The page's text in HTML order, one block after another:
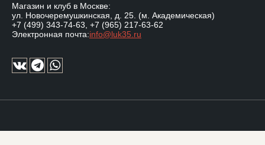
Магазин и клуб в Москве:
ул. Новочеремушкинская, д. 25. (м. Академическая)
+7 (499) 343-74-63 +7 (965) 217-63-62
Электронная почта:info@luk35.ru